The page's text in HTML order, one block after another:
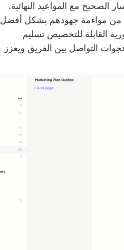
الصحيح مع المواعيد النهائية.
من مواءمة جهودهم بشكل أفضل
القابلة للتخصيص تسليم
التواصل بين الفريق ويعزز